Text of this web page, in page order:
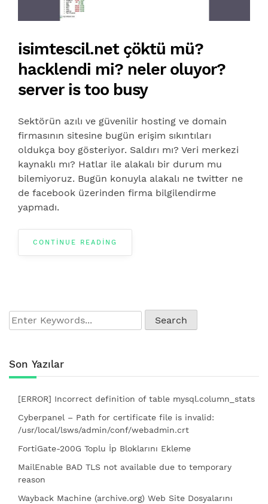
isimtescil.net çöktü mü?
hacklendi mi? neler oluyor?
server is too busy
Sektörün azılı ve güvenilir hosting ve domain
firmasının sitesine bugün erişim sıkıntıları
oldukça boy gösteriyor. Saldırı mı? Veri merkezi
kaynaklı mı? Hatlar ile alakalı bir durum mu
bilemiyoruz. Bugün konuyla alakalı ne twitter ne
de facebook üzerinden firma bilgilendirme
yapmadı.
CONTINUE READING
Son Yazılar
[ERROR] Incorrect definition of table mysql.column_stats
Cyberpanel – Path for certificate file is invalid:
/usr/local/lsws/admin/conf/webadmin.crt
FortiGate-200G Toplu İp Bloklarını Ekleme
MailEnable BAD TLS not available due to temporary
reason
Wayback Machine (archive.org) Web Site Dosyalarını